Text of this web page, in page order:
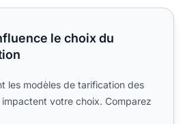
le choix du logiciel de gestion
le choix du
les modèles de tarification des
votre choix. Comparez